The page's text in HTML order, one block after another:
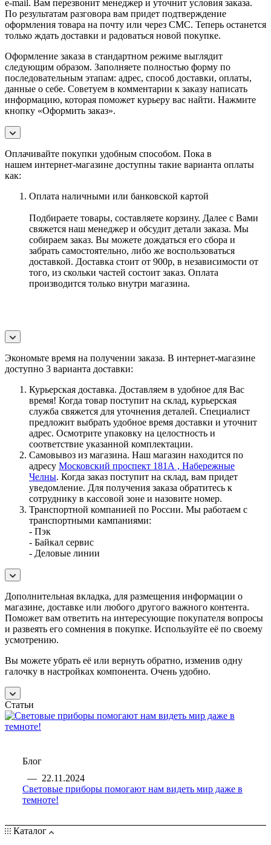
e-mail. Вам перезвонит менеджер и уточнит условия заказа.
По результатам разговора вам придет подтверждение
оформления товара на почту или через СМС. Теперь останется
только ждать доставки и радоваться новой покупке.
Оформление заказа в стандартном режиме выглядит
следующим образом. Заполняете полностью форму по
последовательным этапам: адрес, способ доставки, оплаты,
данные о себе. Советуем в комментарии к заказу написать
информацию, которая поможет курьеру вас найти. Нажмите
кнопку «Оформить заказ».
Оплачивайте покупки удобным способом. Пока в
нашем интернет-магазине доступны такие варианта оплаты
как:
Оплата наличными или банковской картой
Подбираете товары, составляете корзину. Далее с Вами
свяжется наш менеджер и обсудит детали заказа. Мы
собираем заказ. Вы можете дождаться его сбора и
забрать самостоятельно, либо же воспользоваться
доставкой. Доставка стоит от 900р, в независимости от
того, из скольки частей состоит заказ. Оплата
производится только внутри магазина.
Экономьте время на получении заказа. В интернет-магазине
доступно 3 варианта доставки:
Курьерская доставка. Доставляем в удобное для Вас
время! Когда товар поступит на склад, курьерская
служба свяжется для уточнения деталей. Специалист
предложит выбрать удобное время доставки и уточнит
адрес. Осмотрите упаковку на целостность и
соответствие указанной комплектации.
Самовывоз из магазина. Наш магазин находится по
адресу Московский проспект 181А , Набережные
Челны. Когда заказ поступит на склад, вам придет
уведомление. Для получения заказа обратитесь к
сотруднику в кассовой зоне и назовите номер.
Транспортной компанией по России. Мы работаем с
транспортными кампаниями:
- Пэк
- Байкал сервис
- Деловые линии
Дополнительная вкладка, для размещения информации о
магазине, доставке или любого другого важного контента.
Поможет вам ответить на интересующие покупателя вопросы
и развеять его сомнения в покупке. Используйте её по своему
усмотрению.
Вы можете убрать её или вернуть обратно, изменив одну
галочку в настройках компонента. Очень удобно.
Статьи
Блог
— 22.11.2024
Световые приборы помогают нам видеть мир даже в
темноте!
Каталог